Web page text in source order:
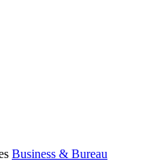
Business & Bureau